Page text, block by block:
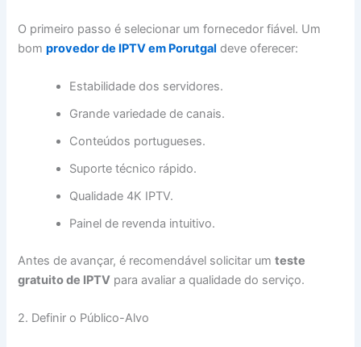
O primeiro passo é selecionar um fornecedor fiável. Um
bomprovedor de IPTV em Porutgal deve oferecer:
Estabilidade dos servidores.
Grande variedade de canais.
Conteúdos portugueses.
Suporte técnico rápido.
Qualidade 4K IPTV.
Painel de revenda intuitivo.
Antes de avançar, é recomendável solicitar umteste
gratuito de IPTV para avaliar a qualidade do serviço.
2. Definir o Público-Alvo